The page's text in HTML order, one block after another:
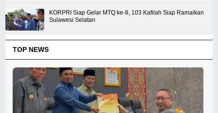
KORPRI Siap Gelar MTQ ke-8, 103 Kafilah Siap Ramaikan
Sulawesi Selatan
TOP NEWS